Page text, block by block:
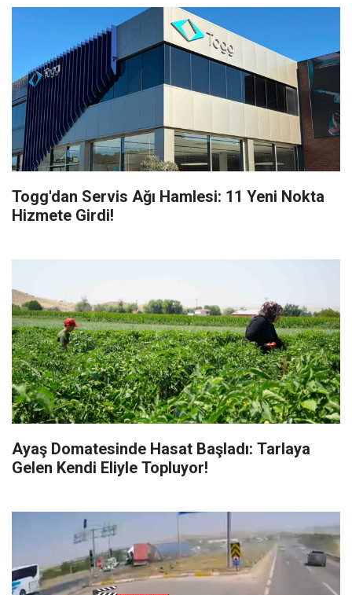
Togg'dan Servis Ağı Hamlesi: 11 Yeni Nokta
Hizmete Girdi!
Ayaş Domatesinde Hasat Başladı: Tarlaya
Gelen Kendi Eliyle Topluyor!